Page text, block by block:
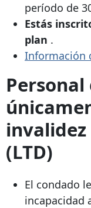
período de
Estás
plan .
Información
(LTD)
El condado
incapacidad